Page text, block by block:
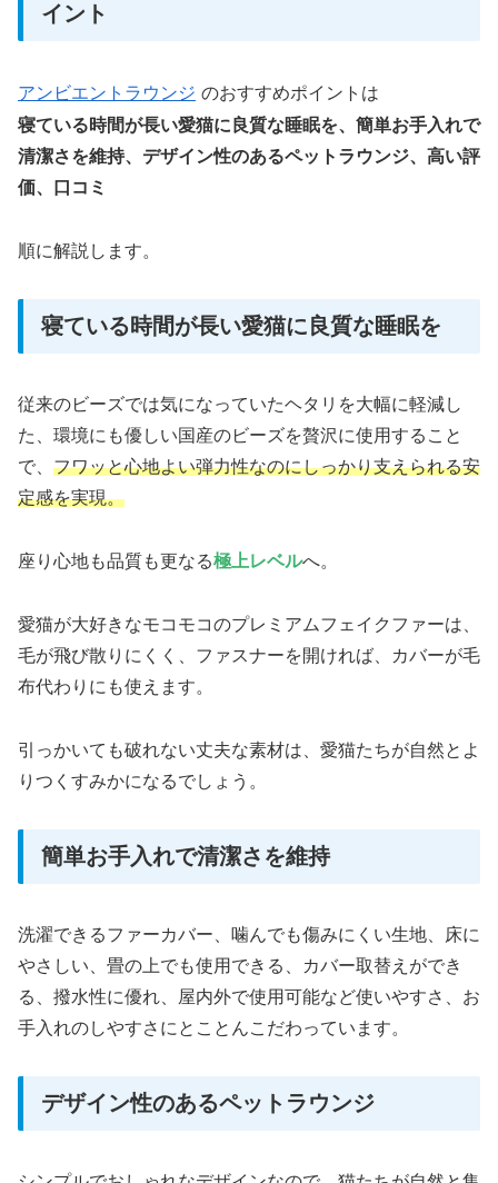
イント
アンビエントラウンジ のおすすめポイントは
寝ている時間が長い愛猫に良質な睡眠を、簡単お手入れで
清潔さを維持、デザイン性のあるペットラウンジ、高い評
価、口コミ
順に解説します。
寝ている時間が長い愛猫に良質な睡眠を
従来のビーズでは気になっていたヘタリを大幅に軽減し
た、環境にも優しい国産のビーズを贅沢に使用すること
で、 フワッと心地よい弾力性なのにしっかり支えられる安
定感を実現。
座り心地も品質も更なる極上レベルへ。
愛猫が大好きなモコモコのプレミアムフェイクファーは、
毛が飛び散りにくく、ファスナーを開ければ、カバーが毛
布代わりにも使えます。
引っかいても破れない丈夫な素材は、愛猫たちが自然とよ
りつくすみかになるでしょう。
簡単お手入れで清潔さを維持
洗濯できるファーカバー、噛んでも傷みにくい生地、床に
やさしい、畳の上でも使用できる、カバー取替えができ
る、撥水性に優れ、屋内外で使用可能など使いやすさ、お
手入れのしやすさにとことんこだわっています。
デザイン性のあるペットラウンジ